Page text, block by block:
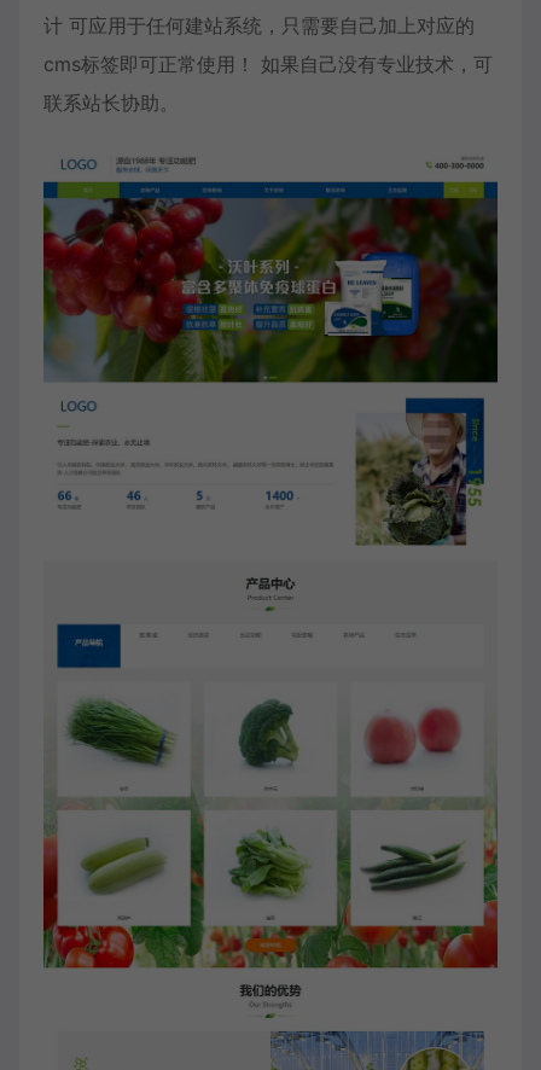
计 可应用于任何建站系统，只需要自己加上对应的
cms标签即可正常使用！ 如果自己没有专业技术，可
联系站长协助。